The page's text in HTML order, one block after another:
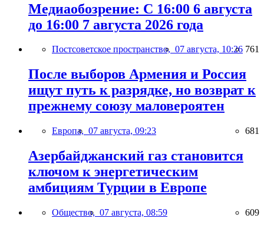
Медиаобозрение: С 16:00 6 августа
до 16:00 7 августа 2026 года
Постсоветское пространство, 07 августа, 10:26 761
После выборов Армения и Россия
ищут путь к разрядке, но возврат к
прежнему союзу маловероятен
Европа, 07 августа, 09:23 681
Азербайджанский газ становится
ключом к энергетическим
амбициям Турции в Европе
Общество, 07 августа, 08:59 609